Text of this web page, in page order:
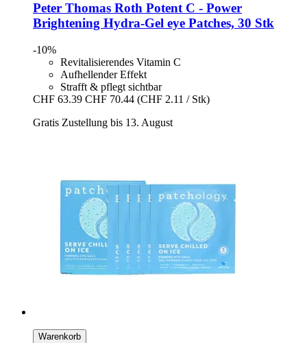
Peter Thomas Roth Potent C -​ Power
Brightening Hydra-​Gel eye Patches, 30 Stk
-10%
Revitalisierendes Vitamin C
Aufhellender Effekt
Strafft & pflegt sichtbar
CHF 63.39 CHF 70.44 (CHF 2.11 / Stk)
Gratis Zustellung bis 13. August
Warenkorb